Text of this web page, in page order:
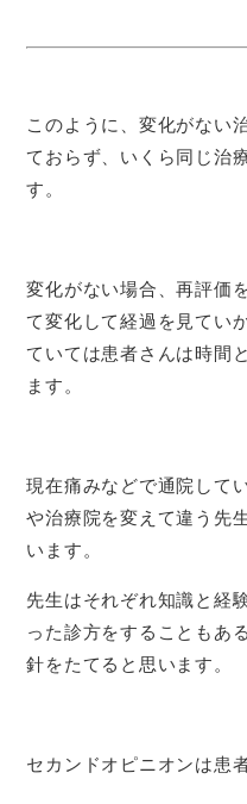
このように、変化がない
ておらず、いくら同じ治
す。
変化がない場合、再評価
て変化して経過を見てい
ていては患者さんは時間
ます。
現在痛みなどで通院して
や治療院を変えて違う先
います。
先生はそれぞれ知識と経
った診方をすることもあ
針をたてると思います。
セカンドオピニオンは患